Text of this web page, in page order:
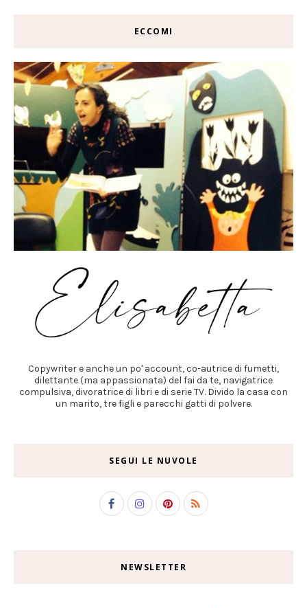
ECCOMI
Copywriter e anche un po' account, co-autrice di fumetti,
dilettante (ma appassionata) del fai da te, navigatrice
compulsiva, divoratrice di libri e di serie TV. Divido la casa con
un marito, tre figli e parecchi gatti di polvere.
SEGUI LE NUVOLE
NEWSLETTER